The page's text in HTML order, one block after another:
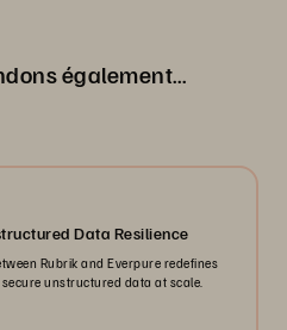
également…
Data Resilience
Rubrik and Everpure redefines
unstructured data at scale.